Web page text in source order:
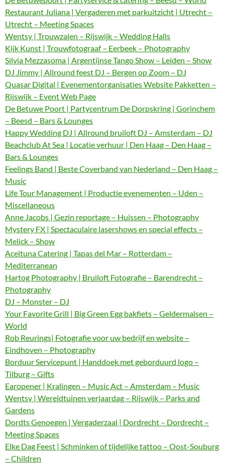
Restaurant Juliana | Vergaderen met parkuitzicht | Utrecht –
Utrecht – Meeting Spaces
Wentsy | Trouwzalen – Rijswijk – Wedding Halls
Kijk Kunst | Trouwfotograaf – Eerbeek – Photography
Silvia Mezzasoma | Argentijnse Tango Show – Leiden – Show
DJ Jimmy | Allround feest DJ – Bergen op Zoom – DJ
Quasar Digital | Evenementorganisaties Website Pakketten –
Rijswijk – Event Web Page
De Betuwe Poort | Partycentrum De Dorpskring | Gorinchem
– Beesd – Bars & Lounges
Happy Wedding DJ | Allround bruiloft DJ – Amsterdam – DJ
Beachclub At Sea | Locatie verhuur | Den Haag – Den Haag –
Bars & Lounges
Feelings Band | Beste Coverband van Nederland – Den Haag –
Music
Life Tour Management | Productie evenementen – Uden –
Miscellaneous
Anne Jacobs | Gezin reportage – Huissen – Photography
Mystery FX | Spectaculaire lasershows en special effects –
Melick – Show
Aceituna Catering | Tapas del Mar – Rotterdam –
Mediterranean
Hartog Photography | Bruiloft Fotografie – Barendrecht –
Photography
DJ – Monster – DJ
Your Favorite Grill | Big Green Egg bakfiets – Geldermalsen –
World
Rob Reurings| Fotografie voor uw bedrijf en website –
Eindhoven – Photography
Borduur Servicepunt | Handdoek met geborduurd logo –
Tilburg – Gifts
Earopener | Kralingen – Music Act – Amsterdam – Music
Wentsy | Wereldtuinen verjaardag – Rijswijk – Parks and
Gardens
Dordts Genoegen | Vergaderzaal | Dordrecht – Dordrecht –
Meeting Spaces
Elke Dag Feest | Schminken of tijdelijke tattoo – Oost-Souburg
– Children